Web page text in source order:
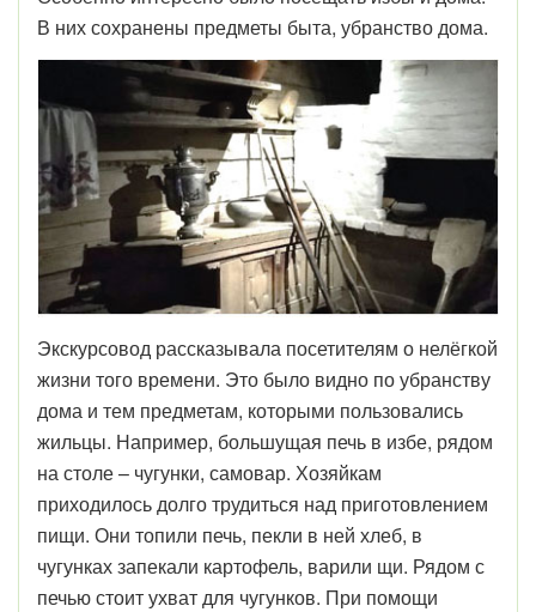
В них сохранены предметы быта, убранство дома.
Экскурсовод рассказывала посетителям о нелёгкой
жизни того времени. Это было видно по убранству
дома и тем предметам, которыми пользовались
жильцы. Например, большущая печь в избе, рядом
на столе – чугунки, самовар. Хозяйкам
приходилось долго трудиться над приготовлением
пищи. Они топили печь, пекли в ней хлеб, в
чугунках запекали картофель, варили щи. Рядом с
печью стоит ухват для чугунков. При помощи